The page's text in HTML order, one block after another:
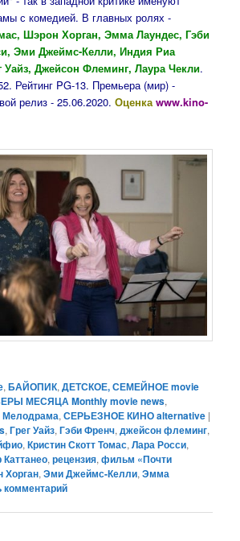
с комедией. В главных ролях -
Шэрон Хорган, Эмма Лаундес, Гэби
Эми Джеймс-Келли, Индия Риа
Уайз, Джейсон Флеминг, Лаура Чекли.
Рейтинг PG-13. Премьера (мир) -
релиз - 25.06.2020.Оценкаwww.kino-
,БАЙОПИК,ДЕТСКОЕ, СЕМЕЙНОЕ movie
МЕСЯЦА Monthly movie news,
Мелодрама,СЕРЬЕЗНОЕ КИНО alternative |
,Грег Уайз,Гэби Френч,джейсон флеминг,
,Кристин Скотт Томас,Лара Росси,
Каттанео,рецензия,фильм «Почти
Хорган,Эми Джеймс-Келли,Эмма
комментарий